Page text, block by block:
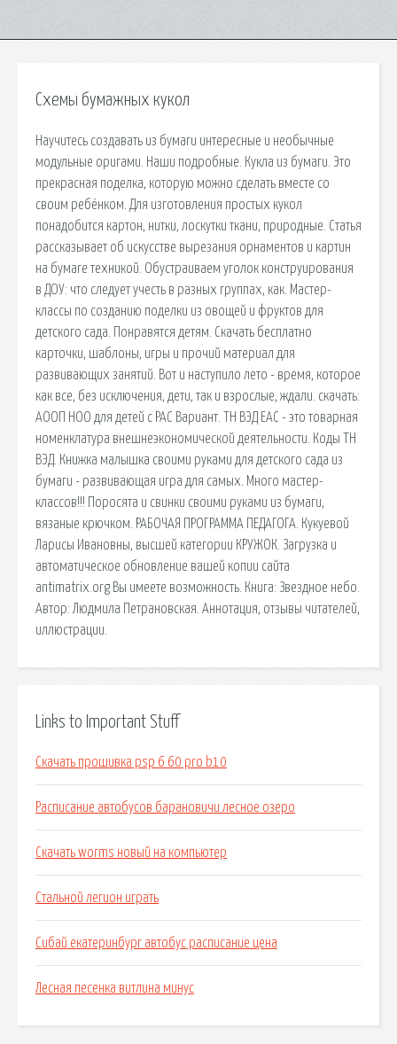
Схемы бумажных кукол
Научитесь создавать из бумаги интересные и необычные
модульные оригами. Наши подробные. Кукла из бумаги. Это
прекрасная поделка, которую можно сделать вместе со
своим ребёнком. Для изготовления простых кукол
понадобится картон, нитки, лоскутки ткани, природные. Статья
рассказывает об искусстве вырезания орнаментов и картин
на бумаге техникой. Обустраиваем уголок конструирования
в ДОУ: что следует учесть в разных группах, как. Мастер-
классы по созданию поделки из овощей и фруктов для
детского сада. Понравятся детям. Скачать бесплатно
карточки, шаблоны, игры и прочий материал для
развивающих занятий. Вот и наступило лето - время, которое
как все, без исключения, дети, так и взрослые, ждали. cкачать:
АООП НОО для детей с РАС Вариант. ТН ВЭД ЕАС - это товарная
номенклатура внешнеэкономической деятельности. Коды ТН
ВЭД. Книжка малышка своими руками для детского сада из
бумаги - развивающая игра для самых. Много мастер-
классов!!! Поросята и свинки своими руками из бумаги,
вязаные крючком. РАБОЧАЯ ПРОГРАММА ПЕДАГОГА. Кукуевой
Ларисы Ивановны, высшей категории КРУЖОК. Загрузка и
автоматическое обновление вашей копии сайта
antimatrix.org Вы имеете возможность. Книга: Звездное небо.
Автор: Людмила Петрановская. Аннотация, отзывы читателей,
иллюстрации.
Links to Important Stuff
Скачать прошивка psp 6 60 pro b10
Расписание автобусов барановичи лесное озеро
Скачать worms новый на компьютер
Стальной легион играть
Сибай екатеринбург автобус расписание цена
Лесная песенка витлина минус